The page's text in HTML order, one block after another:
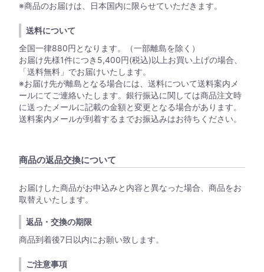
※商品のお届けは、日本国内に限らせていただきます。
送料について
全国一律880円となります。（一部離島を除く）
お届け先様1件につき5,400円(税込)以上お買い上げの場合、
「送料無料」でお届けいたします。
※お届け先が離島となる場合には、送料について送料案内メ
ールにてご連絡いたします。銀行振込に関しては商品注文時
に送ったメールに記載の金額と変更となる場合があります。
送料案内メールが到着するまでお振込みはお待ちください。
商品の返品交換について
お届けした商品がお申込みと内容と異なった場合、商品をお
取替えいたします。
返品・交換の期限
商品到着後7日以内にお願い致します。
ご注意事項